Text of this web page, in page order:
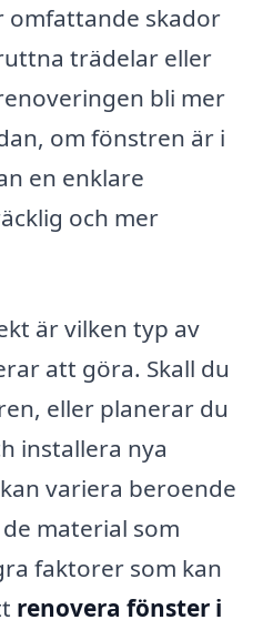
omfattande skador
trädelar eller
bli mer
om fönstren är i
en enklare
och mer
är vilken typ av
att göra. Skall du
eller planerar du
installera nya
variera beroende
material som
faktorer som kan
renovera fönster i